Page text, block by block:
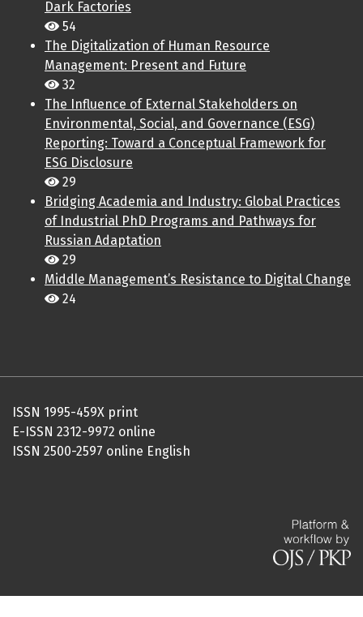
Dark Factories
54
The Digitalization of Human Resource
Management: Present and Future
32
The Influence of External Stakeholders on
Environmental, Social, and Governance (ESG)
Reporting: Toward a Conceptual Framework for
ESG Disclosure
29
Bridging Academia and Industry: Global Practices
of Industrial PhD Programs and Pathways for
Russian Adaptation
29
Middle Management’s Resistance to Digital Change
24
ISSN 1995-459X print
E-ISSN 2312-9972 online
ISSN 2500-2597 online English